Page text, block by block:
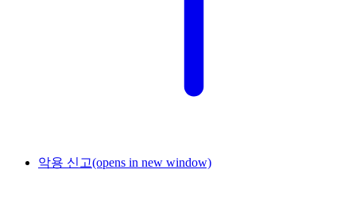
악용 신고(opens in new window)